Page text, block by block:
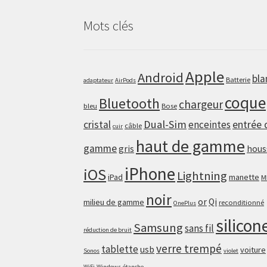
Mots clés
adaptateur AirPods AndroidApple Batterie
bleu Bluetooth Bose chargeurcoque
cristal cuir câble Dual-Simenceintes entrée
gammegris haut de gamme
iOSiPad iPhone Lightning manette
milieu de gamme noir OnePlus orQi reconditionné
réduction de bruit Samsungsans fil
Sonos tablette usb verre trempé violet voiture